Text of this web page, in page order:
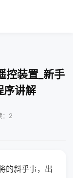
控装置_新手
序讲解
：2
的斜乎事，出